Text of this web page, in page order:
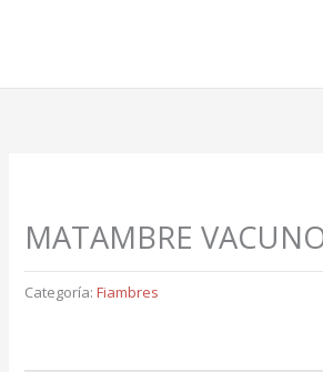
o
r
:
MATAMBRE
Categoría:Fiambres